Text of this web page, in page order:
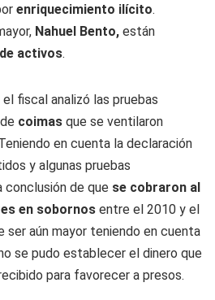
enriquecimiento ilícito.
Nahuel Bento, están
activos.
fiscal analizó las pruebas
coimas que se ventilaron
en cuenta la declaración
y algunas pruebas
conclusión de que se cobraron al
en sobornos entre el 2010 y el
ser aún mayor teniendo en cuenta
se pudo establecer el dinero que
para favorecer a presos.